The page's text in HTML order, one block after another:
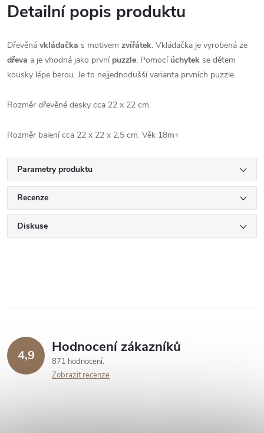
Detailní popis produktu
Dřevěná vkládačka s motivem zvířátek. Vkládačka je vyrobená ze
dřeva a je vhodná jako první puzzle. Pomocí úchytek se dětem
kousky lépe berou. Je to nejjednodušší varianta prvních puzzle.
Rozměr dřevěné desky cca 22 x 22 cm.
Rozměr balení cca 22 x 22 x 2,5 cm. Věk 18m+
Parametry produktu
Recenze
Diskuse
4,9 Hodnocení zákazníků
871 hodnocení
Zobrazit recenze